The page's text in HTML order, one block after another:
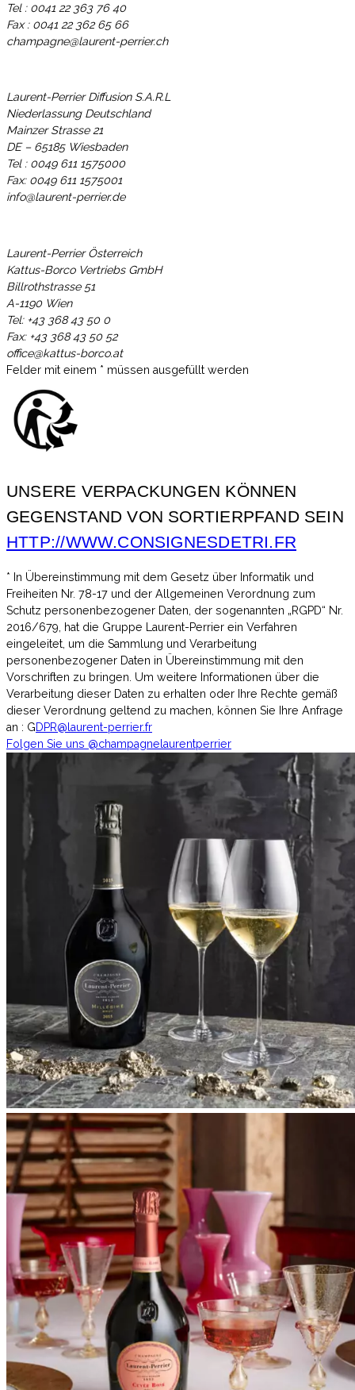
Tel : 0041 22 363 76 40
Fax : 0041 22 362 65 66
champagne@laurent-perrier.ch
Laurent-Perrier Diffusion S.A.R.L
Niederlassung Deutschland
Mainzer Strasse 21
DE – 65185 Wiesbaden
Tel : 0049 611 1575000
Fax: 0049 611 1575001
info@laurent-perrier.de
Laurent-Perrier Österreich
Kattus-Borco Vertriebs GmbH
Billrothstrasse 51
A-1190 Wien
Tel: +43 368 43 50 0
Fax: +43 368 43 50 52
office@kattus-borco.at
Felder mit einem * müssen ausgefüllt werden
UNSERE VERPACKUNGEN KÖNNEN
GEGENSTAND VON SORTIERPFAND SEIN
HTTP://WWW.CONSIGNESDETRI.FR
* In Übereinstimmung mit dem Gesetz über Informatik und
Freiheiten Nr. 78-17 und der Allgemeinen Verordnung zum
Schutz personenbezogener Daten, der sogenannten „RGPD“ Nr.
2016/679, hat die Gruppe Laurent-Perrier ein Verfahren
eingeleitet, um die Sammlung und Verarbeitung
personenbezogener Daten in Übereinstimmung mit den
Vorschriften zu bringen. Um weitere Informationen über die
Verarbeitung dieser Daten zu erhalten oder Ihre Rechte gemäß
dieser Verordnung geltend zu machen, können Sie Ihre Anfrage
an : GDPR@laurent-perrier.fr
Folgen Sie uns @champagnelaurentperrier